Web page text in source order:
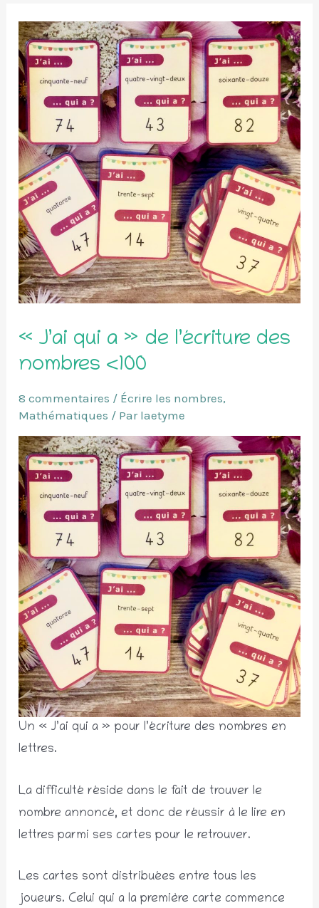
« J’ai qui a » de l’écriture des
nombres <100
8 commentaires / Écrire les nombres,
Mathématiques / Par laetyme
Un « J’ai qui a » pour l’écriture des nombres en
lettres.
La difficulté réside dans le fait de trouver le
nombre annoncé, et donc de réussir à le lire en
lettres parmi ses cartes pour le retrouver.
Les cartes sont distribuées entre tous les
joueurs. Celui qui a la première carte commence